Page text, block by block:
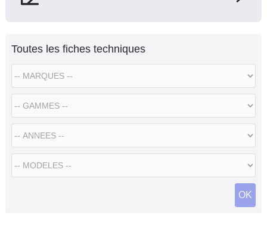
Toutes les fiches techniques